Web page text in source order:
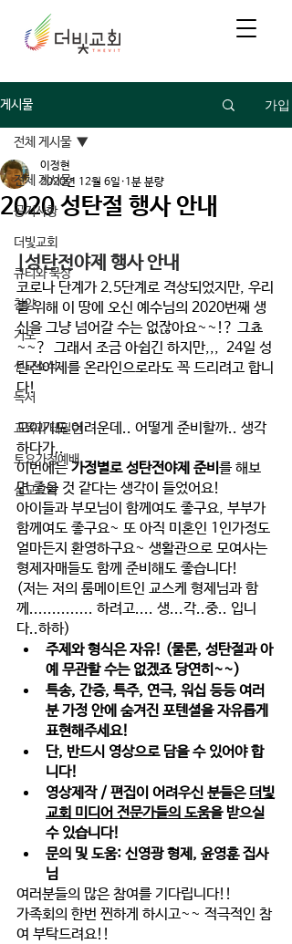
게시물 가입
전체 게시물
공지사항
더빛교회
큐티와 묵상
찬양
기도
선교소식
독서
교육과 테필린
토요가정예배
설교요약
전체 게시물
2020 성탄절 행사 안내
이정현
2020년 12월 6일 1분 분량
|성탄전야제 행사 안내
코로나 단계가 2.5단계로 격상되었지만, 우리
를 위해 이 땅에 오신 예수님의 2020번째 생
신을 그냥 넘어갈 수는 없잖아요~~!? 그쵸
~~?  그래서 조금 아쉽긴 하지만,,, 24일 성
탄전야제를 온라인으로라도 꼭 드리려고 합니
다!
모이기도 어려운데.. 어떻게 준비할까.. 생각
하다가..
이번에는 가정별로 성탄전야제 준비 를 해보
면 좋을 것 같다는 생각이 들었어요!
아이들과 부모님이 함께여도 좋구요, 부부가
함께여도 좋구요~ 또 아직 미혼인 1인가정도
얼마든지 환영하구요~ 생활관으로 모여사는
형제자매들도 함께 준비해도 좋습니다!
(저는 저의 룸메이트인 교스케 형제님과 함
께.............. 하려고.... 생...각..중.. 입니
다..하하)
주제와 형식은 자유! (물론, 성탄절과 아
예 무관할 수는 없겠죠 당연히~~)
특송, 간증, 특주, 연극, 워십 등등 여러
분 가정 안에 숨겨진 포텐셜을 자유롭게
표현해주세요!
단, 반드시 영상으로 담을 수 있어야 합
니다!
영상제작 / 편집이 어려우신 분들은 더빛
교회 미디어 전문가들의 도움을 받으실
수 있습니다!
문의 및 도움: 신영광 형제, 윤영훈 집사
님
여러분들의 많은 참여를 기다립니다!!
가족회의 한번 찐하게 하시고~~ 적극적인 참
여 부탁드려요!!